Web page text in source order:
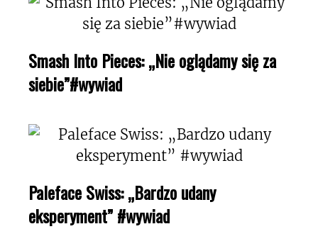
Smash Into Pieces: „Nie oglądamy się za
siebie”#wywiad
Paleface Swiss: „Bardzo udany
eksperyment” #wywiad